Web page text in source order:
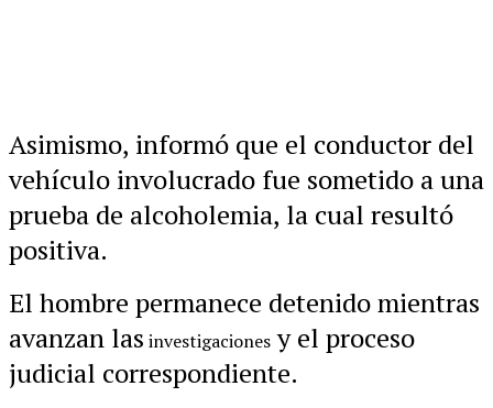
Asimismo, informó que el conductor del
vehículo involucrado fue sometido a una
prueba de alcoholemia, la cual resultó
positiva.
El hombre permanece detenido mientras
avanzan las investigaciones y el proceso
judicial correspondiente.